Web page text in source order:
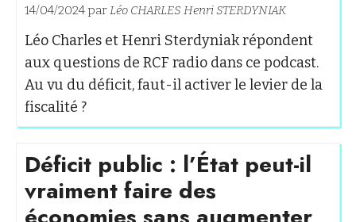
14/04/2024 parLéo CHARLES Henri STERDYNIAK
Léo Charles et Henri Sterdyniak répondent
aux questions de RCF radio dans ce podcast.
Au vu du déficit, faut-il activer le levier de la
fiscalité ?
Déficit public : l’État peut-il
vraiment faire des